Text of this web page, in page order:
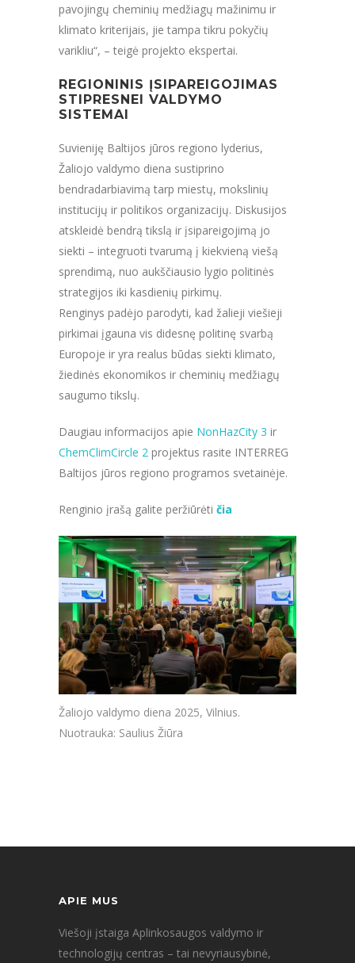
pavojingų cheminių medžiagų mažinimu ir
klimato kriterijais, jie tampa tikru pokyčių
varikliu“, – teigė projekto ekspertai.
REGIONINIS ĮSIPAREIGOJIMAS
STIPRESNEI VALDYMO
SISTEMAI
Suvieniję Baltijos jūros regiono lyderius,
Žaliojo valdymo diena sustiprino
bendradarbiavimą tarp miestų, mokslinių
institucijų ir politikos organizacijų. Diskusijos
atskleidė bendrą tikslą ir įsipareigojimą jo
siekti – integruoti tvarumą į kiekvieną viešą
sprendimą, nuo aukščiausio lygio politinės
strategijos iki kasdienių pirkimų.
Renginys padėjo parodyti, kad žalieji viešieji
pirkimai įgauna vis didesnę politinę svarbą
Europoje ir yra realus būdas siekti klimato,
žiedinės ekonomikos ir cheminių medžiagų
saugumo tikslų.
Daugiau informacijos apie NonHazCity 3 ir
ChemClimCircle 2 projektus rasite INTERREG
Baltijos jūros regiono programos svetainėje.
Renginio įrašą galite peržiūrėti čia
Žaliojo valdymo diena 2025, Vilnius.
Nuotrauka: Saulius Žiūra
APIE MUS
Viešoji įstaiga Aplinkosaugos valdymo ir
technologijų centras – tai nevyriausybinė,